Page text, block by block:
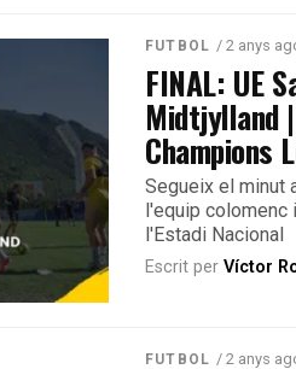
FUTBOL / 2 anys
FINAL: UE
Midtjylland
Champions
Segueix el minut
l'equip colomenc
l'Estadi Nacional
Escrit perVíctor
FUTBOL / 2 anys